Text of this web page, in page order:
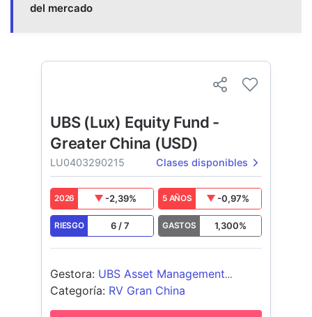
del mercado
UBS (Lux) Equity Fund -
Greater China (USD)
LU0403290215 Clases disponibles
2026 -2,39% 5 AÑOS -0,97%
RIESGO 6 /7 GASTOS 1,300%
Gestora: UBS Asset Management
(Europe) S.A.
Categoría: RV Gran China